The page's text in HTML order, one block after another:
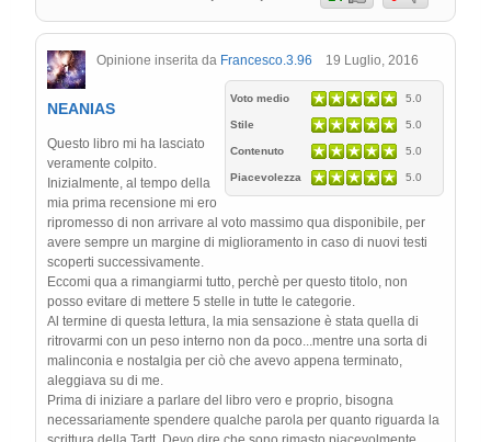
Opinione inserita da Francesco.3.96 19 Luglio, 2016
Voto medio 5.0
Stile 5.0
Contenuto 5.0
Piacevolezza 5.0
NEANIAS
Questo libro mi ha lasciato
veramente colpito.
Inizialmente, al tempo della
mia prima recensione mi ero
ripromesso di non arrivare al voto massimo qua disponibile, per
avere sempre un margine di miglioramento in caso di nuovi testi
scoperti successivamente.
Eccomi qua a rimangiarmi tutto, perchè per questo titolo, non
posso evitare di mettere 5 stelle in tutte le categorie.
Al termine di questa lettura, la mia sensazione è stata quella di
ritrovarmi con un peso interno non da poco...mentre una sorta di
malinconia e nostalgia per ciò che avevo appena terminato,
aleggiava su di me.
Prima di iniziare a parlare del libro vero e proprio, bisogna
necessariamente spendere qualche parola per quanto riguarda la